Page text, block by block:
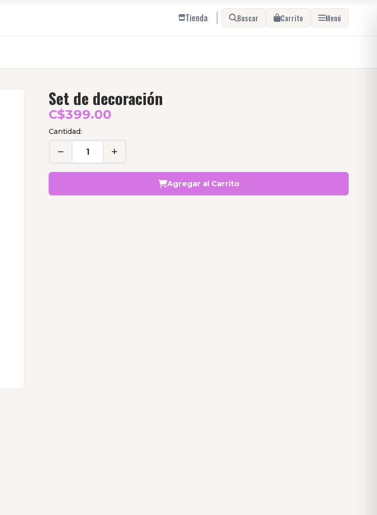
Tienda Buscar Carrito Menú
Set de decoración
C$399.00
Cantidad:
Agregar al Carrito